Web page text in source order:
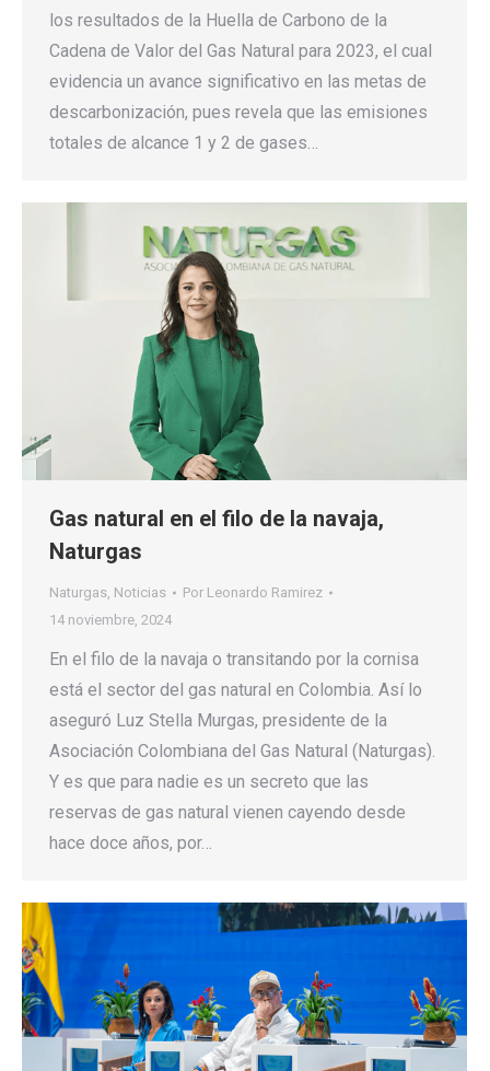
los resultados de la Huella de Carbono de la
Cadena de Valor del Gas Natural para 2023, el cual
evidencia un avance significativo en las metas de
descarbonización, pues revela que las emisiones
totales de alcance 1 y 2 de gases…
Gas natural en el filo de la navaja,
Naturgas
Naturgas, Noticias Por Leonardo Ramirez
14 noviembre, 2024
En el filo de la navaja o transitando por la cornisa
está el sector del gas natural en Colombia. Así lo
aseguró Luz Stella Murgas, presidente de la
Asociación Colombiana del Gas Natural (Naturgas).
Y es que para nadie es un secreto que las
reservas de gas natural vienen cayendo desde
hace doce años, por…